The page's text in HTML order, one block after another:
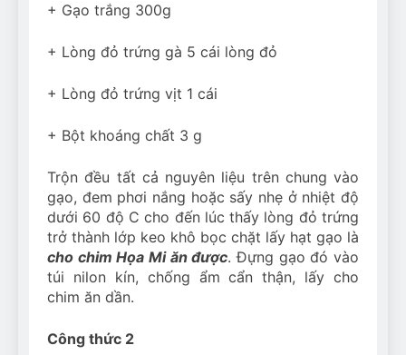
+ Gạo trắng 300g
+ Lòng đỏ trứng gà 5 cái lòng đỏ
+ Lòng đỏ trứng vịt 1 cái
+ Bột khoáng chất 3 g
Trộn đều tất cả nguyên liệu trên chung vào
gạo, đem phơi nắng hoặc sấy nhẹ ở nhiệt độ
dưới 60 độ C cho đến lúc thấy lòng đỏ trứng
trở thành lớp keo khô bọc chặt lấy hạt gạo là
cho chim Họa Mi ăn được. Đựng gạo đó vào
túi nilon kín, chống ẩm cẩn thận, lấy cho
chim ăn dần.
Công thức 2